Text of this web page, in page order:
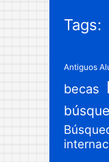
Tags:
Antiguos
becas